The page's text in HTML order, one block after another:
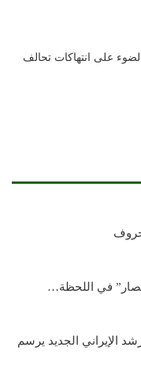
على انتهاكات تحالف
في اللحظة…
الإيراني الجديد يرسم